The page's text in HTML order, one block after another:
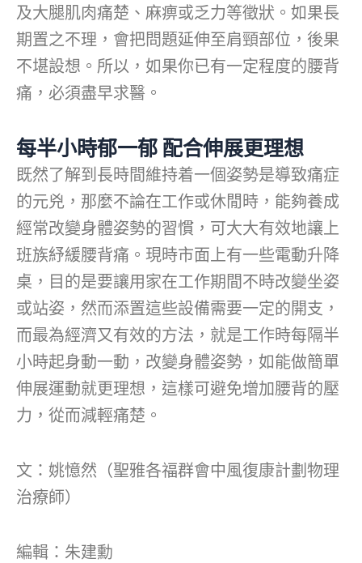
及大腿肌肉痛楚、麻痹或乏力等徵狀。如果長
期置之不理，會把問題延伸至肩頸部位，後果
不堪設想。所以，如果你已有一定程度的腰背
痛，必須盡早求醫。
每半小時郁一郁 配合伸展更理想
既然了解到長時間維持着一個姿勢是導致痛症
的元兇，那麼不論在工作或休閒時，能夠養成
經常改變身體姿勢的習慣，可大大有效地讓上
班族紓緩腰背痛。現時市面上有一些電動升降
桌，目的是要讓用家在工作期間不時改變坐姿
或站姿，然而添置這些設備需要一定的開支，
而最為經濟又有效的方法，就是工作時每隔半
小時起身動一動，改變身體姿勢，如能做簡單
伸展運動就更理想，這樣可避免增加腰背的壓
力，從而減輕痛楚。
文：姚憶然（聖雅各福群會中風復康計劃物理
治療師）
編輯：朱建勳